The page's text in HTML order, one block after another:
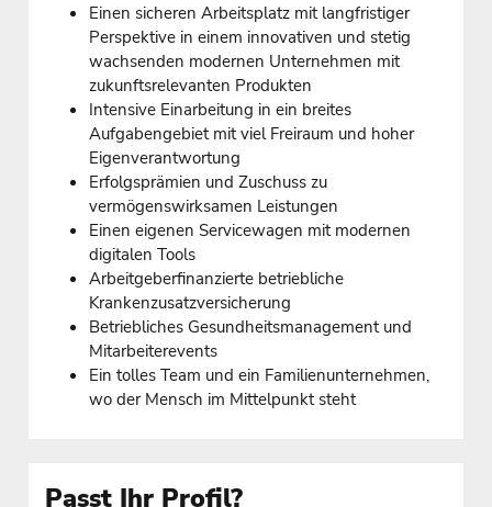
Einen sicheren Arbeitsplatz mit langfristiger
Perspektive in einem innovativen und stetig
wachsenden modernen Unternehmen mit
zukunftsrelevanten Produkten
Intensive Einarbeitung in ein breites
Aufgabengebiet mit viel Freiraum und hoher
Eigenverantwortung
Erfolgsprämien und Zuschuss zu
vermögenswirksamen Leistungen
Einen eigenen Servicewagen mit modernen
digitalen Tools
Arbeitgeberfinanzierte betriebliche
Krankenzusatzversicherung
Betriebliches Gesundheitsmanagement und
Mitarbeiterevents
Ein tolles Team und ein Familienunternehmen,
wo der Mensch im Mittelpunkt steht
Passt Ihr Profil?